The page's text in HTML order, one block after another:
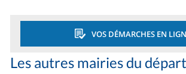
VOS DÉMARCHES EN
Les autres mairies du